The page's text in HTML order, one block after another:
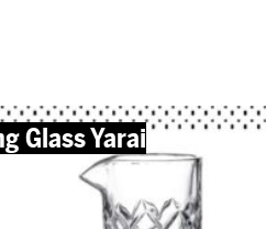
Glass Yarai